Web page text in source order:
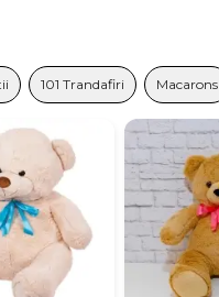
101 Trandafiri Macarons